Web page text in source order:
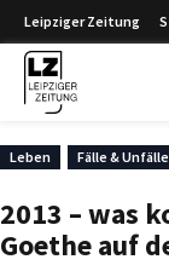
Leipziger Zeitung
Leben Fälle & Unfälle
2013 – was
Goethe auf